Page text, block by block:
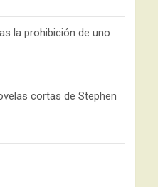
la prohibición de uno
cortas de Stephen